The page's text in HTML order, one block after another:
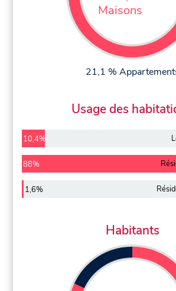
Maisons
21,1 %
Usage des
10,4%
88%
1,6%
Habitants